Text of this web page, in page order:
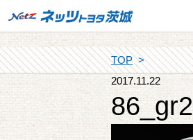
TOP
2017.11.22
86_gr2